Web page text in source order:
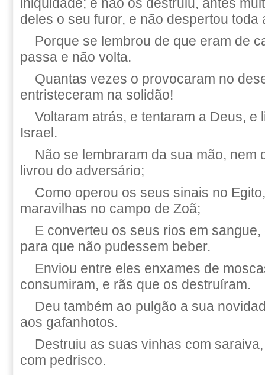
deles o seu furor, e não despertou toda
Porque se lembrou de que eram de
passa e não volta.
Quantas vezes o provocaram no
entristeceram na solidão!
Voltaram atrás, e tentaram a Deus, e
Israel.
Não se lembraram da sua mão, nem
livrou do adversário;
Como operou os seus sinais no
maravilhas no campo de Zoã;
E converteu os seus rios em
para que não pudessem beber.
Enviou entre eles enxames de
consumiram, e rãs que os destruíram.
Deu também ao pulgão a sua
aos gafanhotos.
Destruiu as suas vinhas com
com pedrisco.